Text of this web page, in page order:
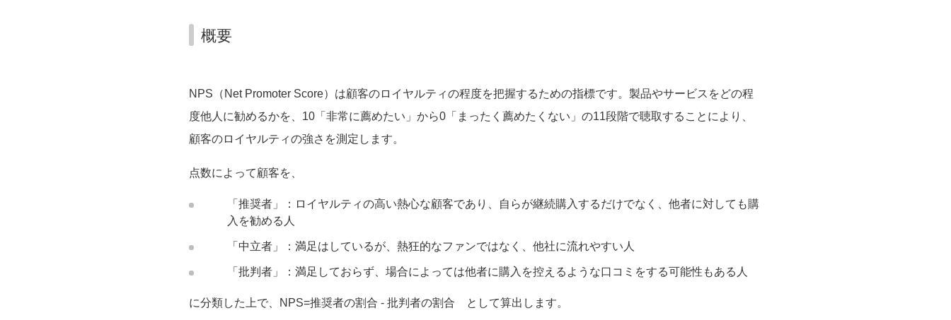
概要
NPS（Net Promoter Score）は顧客のロイヤルティの程度を把握するための指標です。製品やサービスをどの程
度他人に勧めるかを、10「非常に薦めたい」から0「まったく薦めたくない」の11段階で聴取することにより、
顧客のロイヤルティの強さを測定します。
点数によって顧客を、
「推奨者」：ロイヤルティの高い熱心な顧客であり、自らが継続購入するだけでなく、他者に対しても購
入を勧める人
「中立者」：満足はしているが、熱狂的なファンではなく、他社に流れやすい人
「批判者」：満足しておらず、場合によっては他者に購入を控えるような口コミをする可能性もある人
に分類した上で、NPS=推奨者の割合 - 批判者の割合 として算出します。